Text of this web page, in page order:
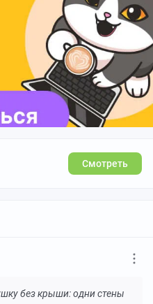
Смотреть
без крыши: одни стены